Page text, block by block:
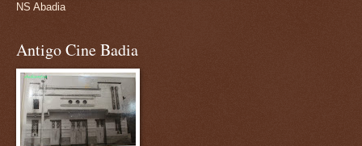
NS Abadia
Antigo Cine Badia